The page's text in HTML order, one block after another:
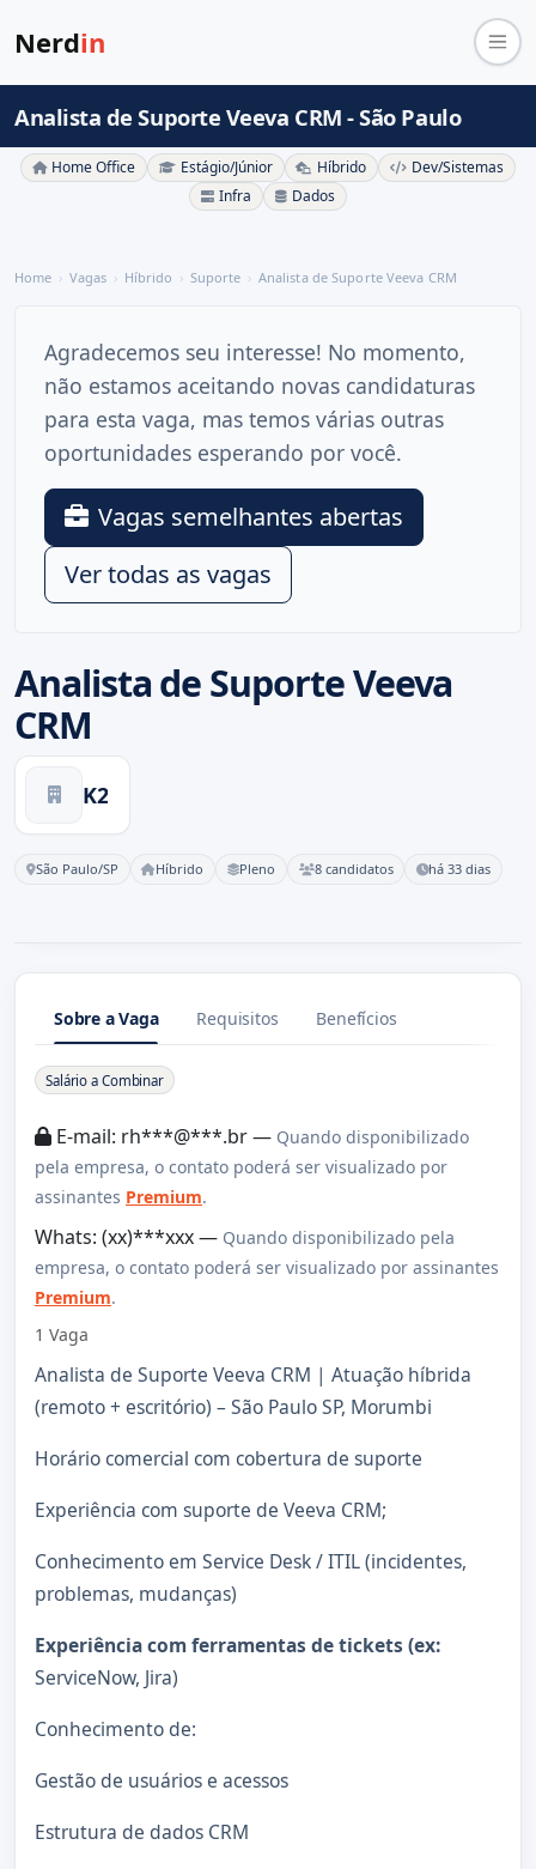
Nerdin
Analista de Suporte Veeva CRM - São Paulo
Home Office Estágio/Júnior Híbrido
Dev/Sistemas
Infra
Dados
Home Vagas Híbrido Suporte Analista de Suporte Veeva CRM
Analista de Suporte Veeva
CRM
K2
São Paulo/SP Híbrido Pleno 8 candidatos há 33 dias
Agradecemos seu interesse! No momento,
não estamos aceitando novas candidaturas
para esta vaga, mas temos várias outras
oportunidades esperando por você.
Vagas semelhantes abertas
Ver todas as vagas
Sobre a Vaga Requisitos Benefícios
Sobre a Vaga
Salário a Combinar
E-mail: rh***@***.br — Quando disponibilizado
pela empresa, o contato poderá ser visualizado por
assinantes Premium.
Whats: (xx)***xxx — Quando disponibilizado pela
empresa, o contato poderá ser visualizado por assinantes
Premium.
1 Vaga
Analista de Suporte Veeva CRM | Atuação híbrida
(remoto + escritório) – São Paulo SP, Morumbi
Horário comercial com cobertura de suporte
Experiência com suporte de Veeva CRM;
Conhecimento em Service Desk / ITIL (incidentes,
problemas, mudanças)
Experiência com ferramentas de tickets (ex:
ServiceNow, Jira)
Conhecimento de:
Gestão de usuários e acessos
Estrutura de dados CRM